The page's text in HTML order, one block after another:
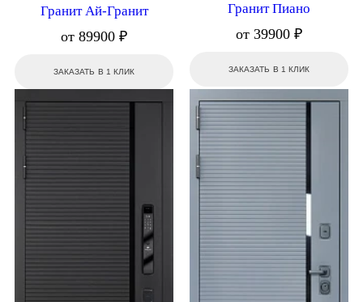
Гранит Ай-Гранит
от 89900 ₽
ЗАКАЗАТЬ В 1 КЛИК
Гранит Пиано
от 39900 ₽
ЗАКАЗАТЬ В 1 КЛИК